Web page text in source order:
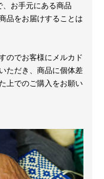
お手元にある商品
品をお届けすることは
のでお客様にメルカド
ただき、商品に個体差
上でのご購入をお願い